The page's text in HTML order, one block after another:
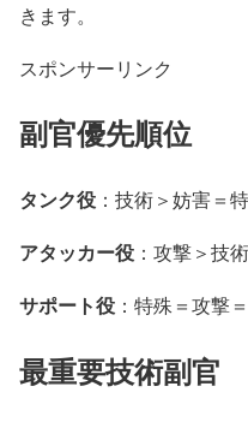
きます。
スポンサーリンク
副官優先順位
タンク役 ：技術＞妨害＝
アタッカー役 ：攻撃＞技
サポート役 ：特殊＝攻撃
最重要技術副官